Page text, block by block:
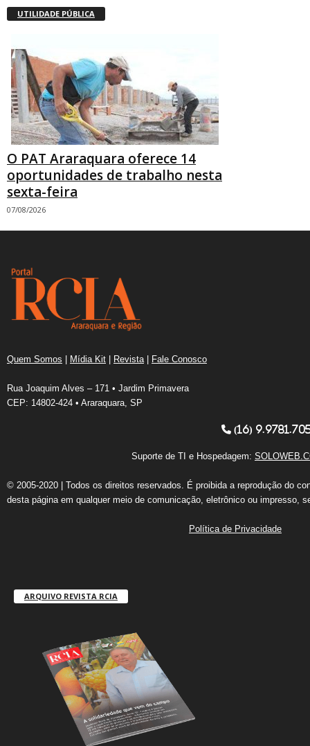
UTILIDADE PÚBLICA
O PAT Araraquara oferece 14
oportunidades de trabalho nesta
sexta-feira
07/08/2026
Quem Somos | Mídia Kit | Revista | Fale Conosco
Rua Joaquim Alves – 171 • Jardim Primavera
CEP: 14802-424 • Araraquara, SP
(16)
Suporte de TI e Hospedagem:
© 2005-2020 | Todos os direitos reservados. É proibida a reprodução do
desta página em qualquer meio de comunicação, eletrônico ou impresso,
Política de Privacidade
ARQUIVO REVISTA RCIA